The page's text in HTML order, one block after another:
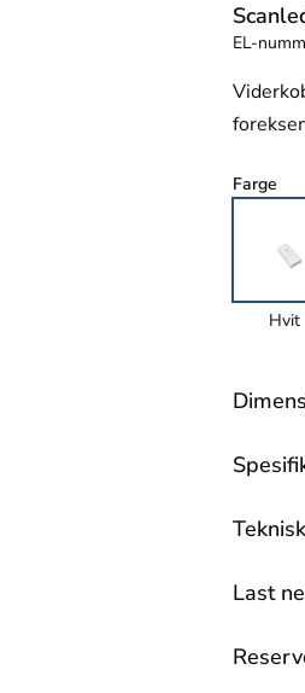
EL-
Farge
Hvit
Teknisk
Last